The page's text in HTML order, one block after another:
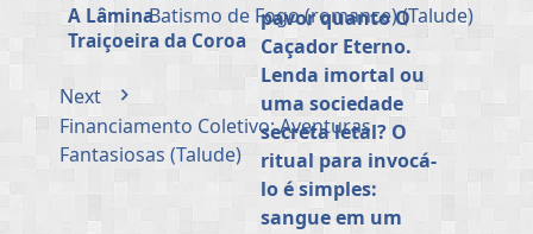
A Lâmina
Traiçoeira da Coroa
Batismo de Fogo (romance) (Talude)
Next
Financiamento Coletivo: Aventuras
Fantasiosas (Talude)